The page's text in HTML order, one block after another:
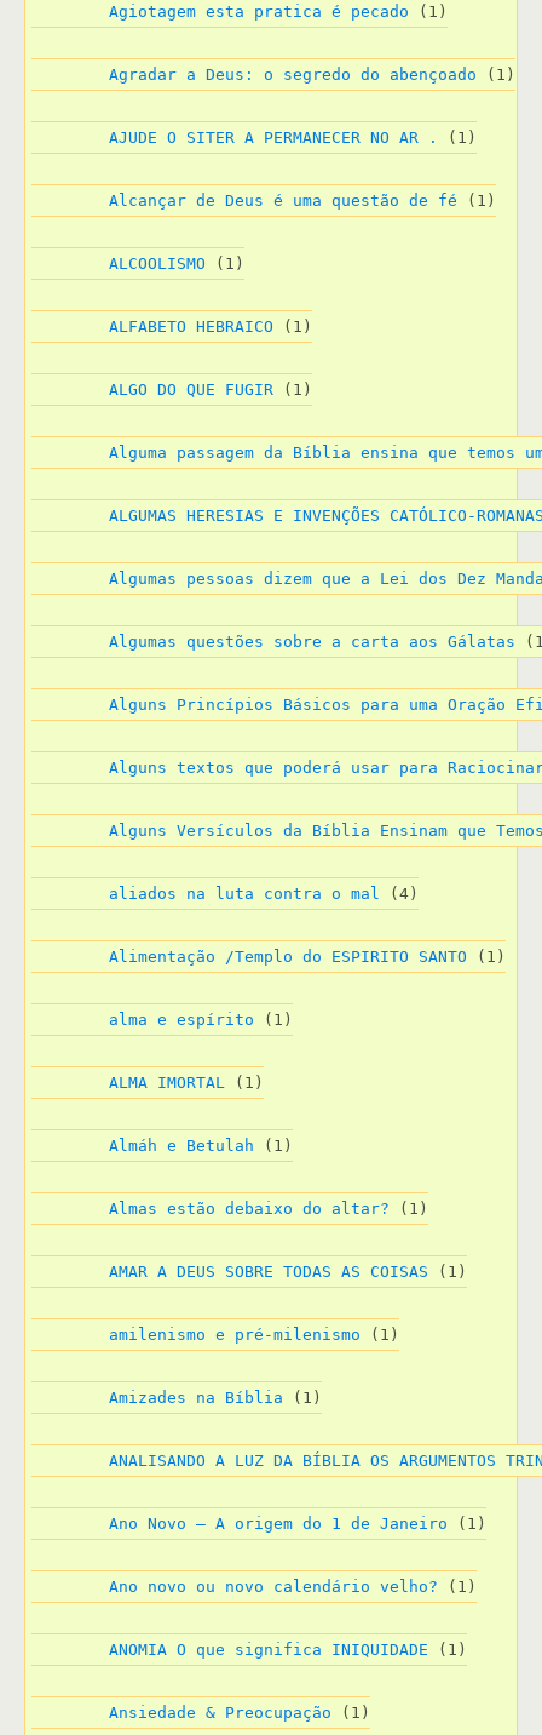
Agiotagem esta pratica é pecado (1)
Agradar a Deus: o segredo do abençoado (1)
AJUDE O SITER A PERMANECER NO AR . (1)
Alcançar de Deus é uma questão de fé (1)
ALCOOLISMO (1)
ALFABETO HEBRAICO (1)
ALGO DO QUE FUGIR (1)
Alguma passagem da Bíblia ensina que temos
ALGUMAS HERESIAS E INVENÇÕES CATÓLICO-
Algumas pessoas dizem que a Lei dos Dez
Algumas questões sobre a carta aos Gálatas
Alguns Princípios Básicos para uma Oração
Alguns textos que poderá usar para
Alguns Versículos da Bíblia Ensinam que
aliados na luta contra o mal (4)
Alimentação /Templo do ESPIRITO SANTO (1)
alma e espírito (1)
ALMA IMORTAL (1)
Almáh e Betulah (1)
Almas estão debaixo do altar? (1)
AMAR A DEUS SOBRE TODAS AS COISAS (1)
amilenismo e pré-milenismo (1)
Amizades na Bíblia (1)
ANALISANDO A LUZ DA BÍBLIA OS ARGUMENTOS
Ano Novo – A origem do 1 de Janeiro (1)
Ano novo ou novo calendário velho? (1)
ANOMIA O que significa INIQUIDADE (1)
Ansiedade & Preocupação (1)